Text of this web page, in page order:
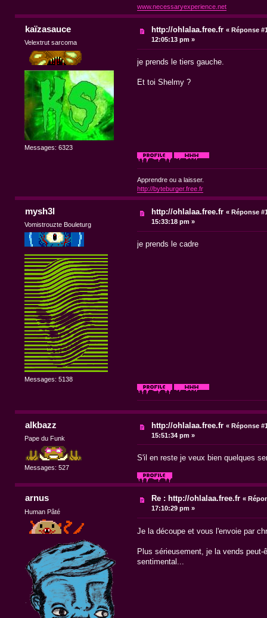
www.necessaryexperience.net
kaïzasauce
Velextrut sarcoma
Messages: 6323
http://ohlalaa.free.fr «Réponse
12:05:13 pm »
je prends le tiers gauche.
Et toi Shelmy ?
Apprendre ou a laisser.
http://byteburger.free.fr
mysh3l
Vomistrouzte Bouleturg
Messages: 5138
http://ohlalaa.free.fr «Réponse
15:33:18 pm »
je prends le cadre
alkbazz
Pape du Funk
Messages: 527
http://ohlalaa.free.fr «Réponse
15:51:34 pm »
S'il en reste je veux bien quelques
arnus
Human Pâté
Re : http://ohlalaa.free.fr «
17:10:29 pm »
Je la découpe et vous l'envoie par
Plus sérieusement, je la vends
sentimental...